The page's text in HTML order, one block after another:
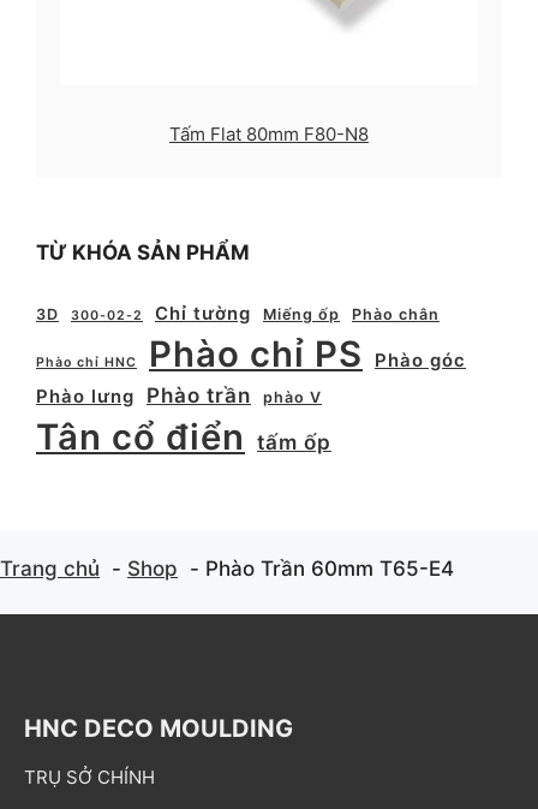
Tấm Flat 80mm F80-N8
TỪ KHÓA SẢN PHẨM
3D 300-02-2 Chỉ tường Miếng ốp Phào chân
Phào chỉ HNC Phào chỉ PS
Phào góc
Phào lưng
Phào trần phào V
Tân cổ điển tấm ốp
Trang chủ Shop Phào Trần 60mm T65-E4
HNC DECO MOULDING
TRỤ SỞ CHÍNH